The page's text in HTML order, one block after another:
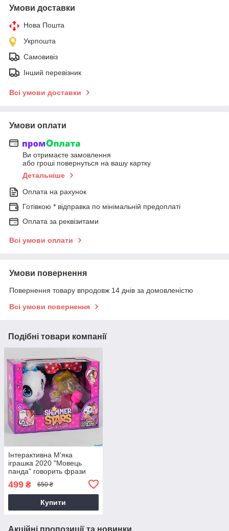
Умови доставки
Нова Пошта
Укрпошта
Самовивіз
Інший перевізник
Всі умови доставки
Умови оплати
Ви отримаєте замовлення
або гроші повернуться на вашу картку
Детальніше
Оплата на рахунок
Готівкою * відправка по мінімальній предоплаті
Оплата за реквізитами
Всі умови оплати
Умови повернення
Повернення товару впродовж 14 днів за домовленістю
Всі умови повернення
Подібні товари компанії
Інтерактивна М'яка
іграшка 2020 "Мовець
панда" говорить фрази
коробці
499 ₴ 650 ₴
Купити
Акційні пропозиції та новинки